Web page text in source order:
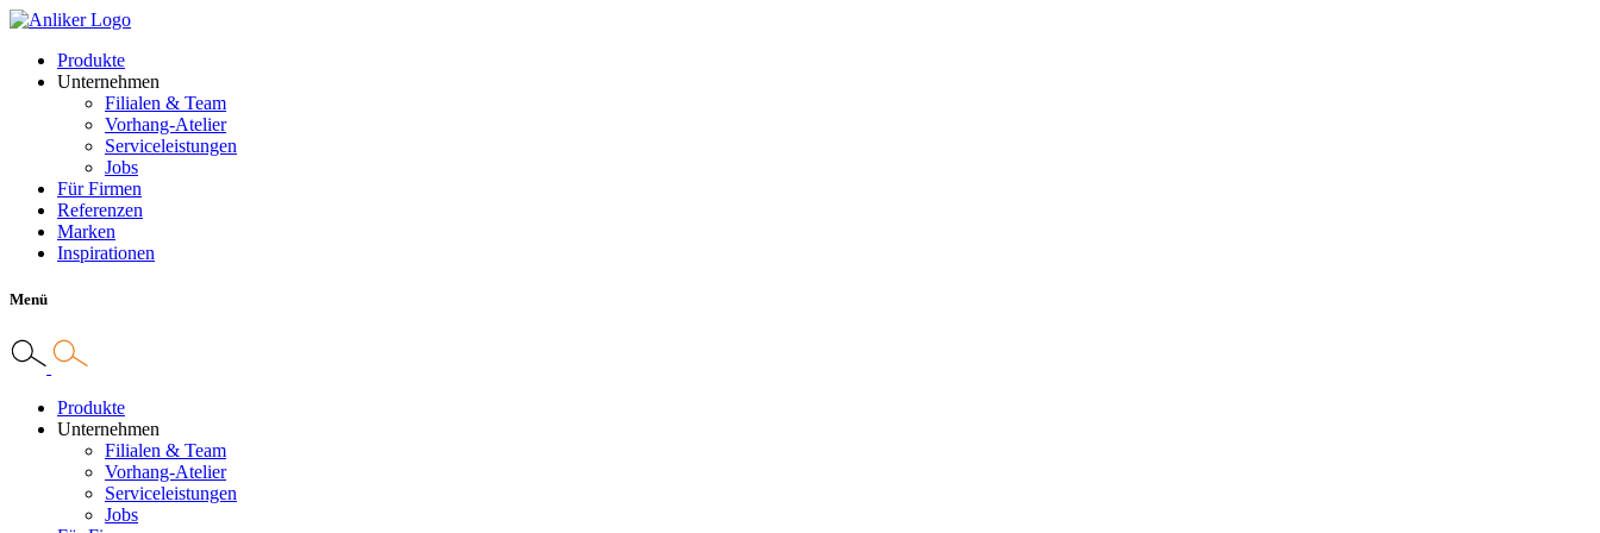
Produkte
Unternehmen
Filialen & Team
Vorhang-Atelier
Serviceleistungen
Jobs
Für Firmen
Referenzen
Marken
Inspirationen
Menü
Produkte
Unternehmen
Filialen & Team
Vorhang-Atelier
Serviceleistungen
Jobs